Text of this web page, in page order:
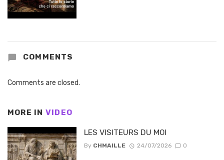
COMMENTS
Comments are closed.
MORE IN VIDEO
LES VISITEURS DU MOI
By CHMAILLE 24/07/2026 0